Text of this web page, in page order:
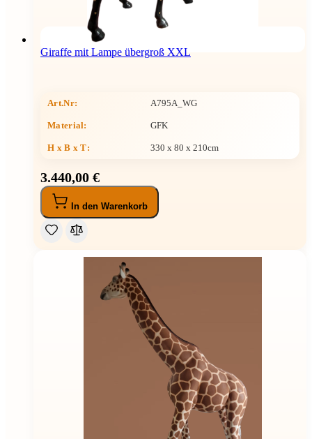
Giraffe mit Lampe übergroß XXL
Art.Nr: A795A_WG
Material: GFK
H x B x T: 330 x 80 x 210cm
3.440,00 €
In den Warenkorb